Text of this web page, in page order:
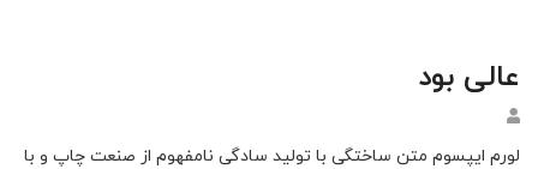
عالی بود
لورم ایپسوم متن ساختگی با تولید سادگی نامفهوم از صنعت چاپ و با